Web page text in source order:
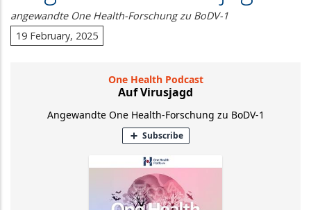
angewandte One Health-Forschung zu BoDV-1
19 February, 2025